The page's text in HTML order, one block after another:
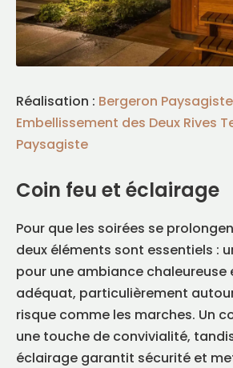
Réalisation : Bergeron
Embellissement des Deux Rives
Paysagiste
Coin feu et éclairage
Pour que les soirées se
deux éléments sont essentiels :
pour une ambiance chaleureuse
adéquat, particulièrement
risque comme les marches. Un
une touche de convivialité,
éclairage garantit sécurité et